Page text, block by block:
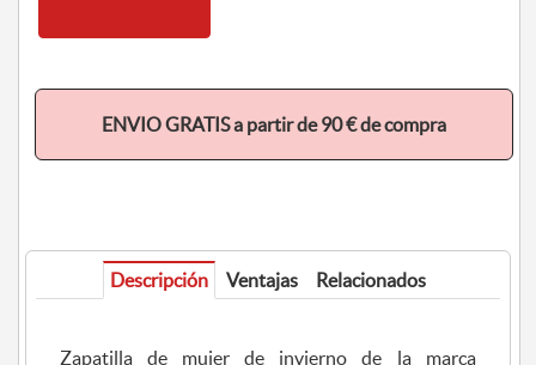
ENVIO GRATIS a partir de 90 € de compra
Descripción Ventajas Relacionados
Zapatilla de mujer de invierno de la marca